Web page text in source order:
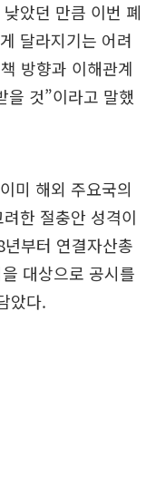
았던 만큼 이번 폐
달라지기는 어려
방향과 이해관계
을 것”이라고 말했
미 해외 주요국의
한 절충안 성격이
부터 연결자산총
대상으로 공시를
았다.